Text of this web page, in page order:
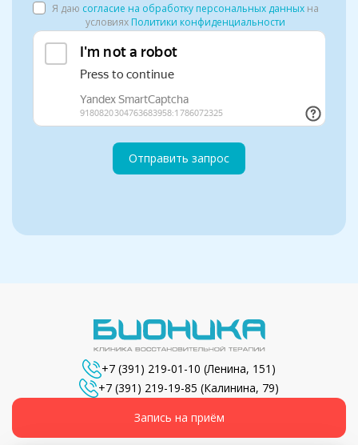
Я даю согласие на обработку персональных данных на
условиях Политики конфиденциальности
Отправить запрос
+7 (391) 219-01-10 (Ленина, 151)
+7 (391) 219-19-85 (Калинина, 79)
Запись на приём